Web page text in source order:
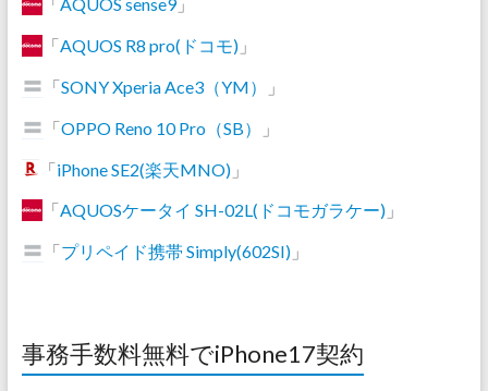
「 AQUOS sense9」
「AQUOS R8 pro(ドコモ)」
「SONY Xperia Ace3（YM）
」
「OPPO Reno 10 Pro（SB）
」
「iPhone SE2(楽天MNO)」
「AQUOSケータイ SH-02L(ドコモガラケー)」
「プリペイド携帯 Simply(602SI)」
事務手数料無料でiPhone17契約